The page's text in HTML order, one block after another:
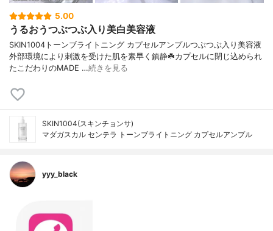
5.00
うるおうつぶつぶ入り美白美容液
SKIN1004トーンブライトニング カプセルアンプルつぶつぶ入り美容液
外部環境により刺激を受けた肌を素早く鎮静☘️カプセルに閉じ込められ
たこだわりのMADE …続きを見る
SKIN1004(スキンチョンサ)
マダガスカル センテラ トーンブライトニング カプセルアンプル
yyy_black